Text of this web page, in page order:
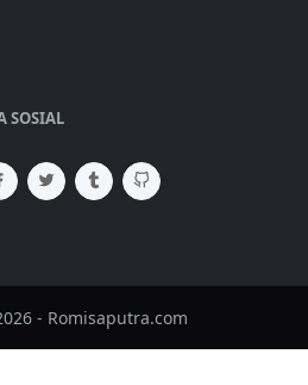
SOSIAL
- Romisaputra.com